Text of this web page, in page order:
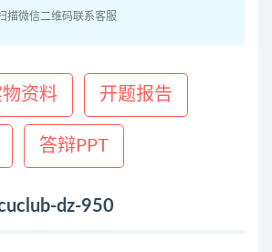
描微信二维码联系客服
物资料 开题报告
答辩PPT
dz-950